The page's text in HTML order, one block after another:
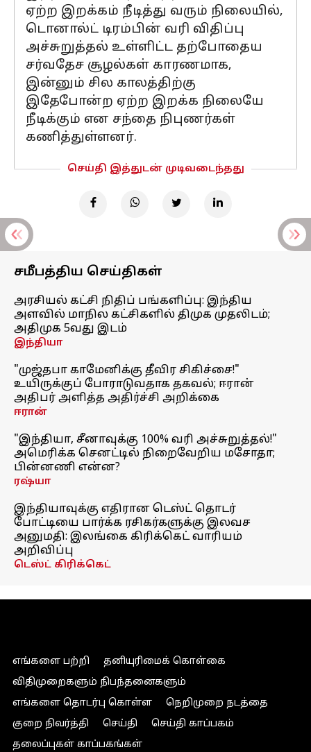
ஏற்ற இறக்கம் நீடித்து வரும் நிலையில்,
டொனால்ட் டிரம்பின் வரி விதிப்பு
அச்சுறுத்தல் உள்ளிட்ட தற்போதைய
சர்வதேச சூழல்கள் காரணமாக,
இன்னும் சில காலத்திற்கு
இதேபோன்ற ஏற்ற இறக்க நிலையே
நீடிக்கும் என சந்தை நிபுணர்கள்
கணித்துள்ளனர்.
செய்தி இத்துடன் முடிவடைந்தது
சமீபத்திய செய்திகள்
அரசியல் கட்சி நிதிப் பங்களிப்பு: இந்திய
அளவில் மாநில கட்சிகளில் திமுக முதலிடம்;
அதிமுக 5வது இடம்
இந்தியா
"முஜ்தபா காமேனிக்கு தீவிர சிகிச்சை!"
உயிருக்குப் போராடுவதாக தகவல்; ஈரான்
அதிபர் அளித்த அதிர்ச்சி அறிக்கை
ஈரான்
"இந்தியா, சீனாவுக்கு 100% வரி அச்சுறுத்தல்!"
அமெரிக்க செனட்டில் நிறைவேறிய மசோதா;
பின்னணி என்ன?
ரஷ்யா
இந்தியாவுக்கு எதிரான டெஸ்ட் தொடர்
போட்டியை பார்க்க ரசிகர்களுக்கு இலவச
அனுமதி: இலங்கை கிரிக்கெட் வாரியம்
அறிவிப்பு
டெஸ்ட் கிரிக்கெட்
எங்களை பற்றி
தனியுரிமைக் கொள்கை
விதிமுறைகளும் நிபந்தனைகளும்
எங்களை தொடர்பு கொள்ள
நெறிமுறை நடத்தை
குறை நிவர்த்தி
செய்தி
செய்தி காப்பகம்
தலைப்புகள் காப்பகங்கள்